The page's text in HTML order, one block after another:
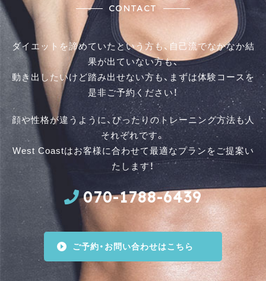
CONTACT
ダイエットを諦めていたという方も、自己流でなかなか結
果が出ていない方も、
動き出したいけど踏み出せない方も、まずは体験コースを
是⾮ご予約ください！
顔や性格が違うように、ぴったりのトレーニング方法も人
それぞれです。
West Coastはお客様に合わせて最適なプランをご提案い
たします！
070-1788-6439
ご予約・お問い合わせはこちら